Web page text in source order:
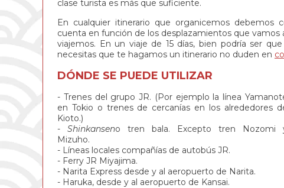
clase turista es más que suficiente.
En cualquier itinerario que organicemos
cuenta en función de los desplazamientos que
viajemos. En un viaje de 15 días, bien podría ser
necesitas que te hagamos un itinerario no duden en
DÓNDE SE PUEDE UTILIZAR
Trenes del grupo JR. (Por ejemplo la línea
en Tokio o trenes de cercanías en los alrededores
Kioto.)
Shinkanseno tren bala. Excepto tren Nozomi
Mizuho.
Líneas locales compañías de autobús JR.
Ferry JR Miyajima.
Narita Express desde y al aeropuerto de Narita.
Haruka, desde y al aeropuerto de Kansai.